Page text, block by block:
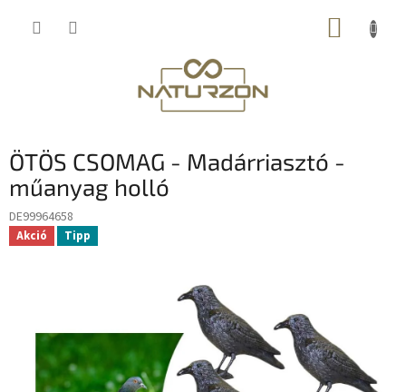
KOSÁR
ÖTÖS CSOMAG - Madárriasztó -
műanyag holló
DE99964658
Akció Tipp